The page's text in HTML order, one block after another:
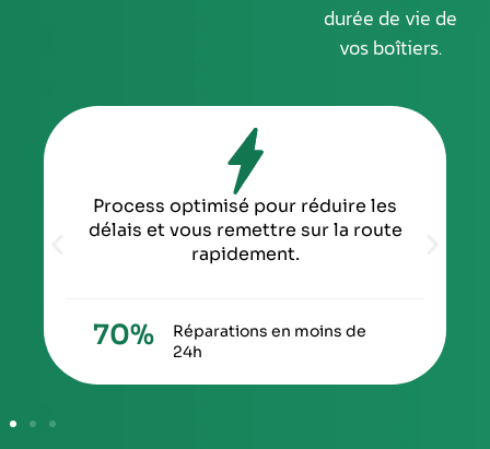
durée de vie de
vos boîtiers.
Process optimisé pour réduire les
délais et vous remettre sur la route
rapidement.
Réparations en moins de
24h
70%